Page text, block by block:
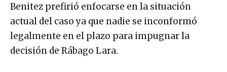
Benitez prefirió enfocarse en la situación
actual del caso ya que nadie se inconformó
legalmente en el plazo para impugnar la
decisión de Rábago Lara.